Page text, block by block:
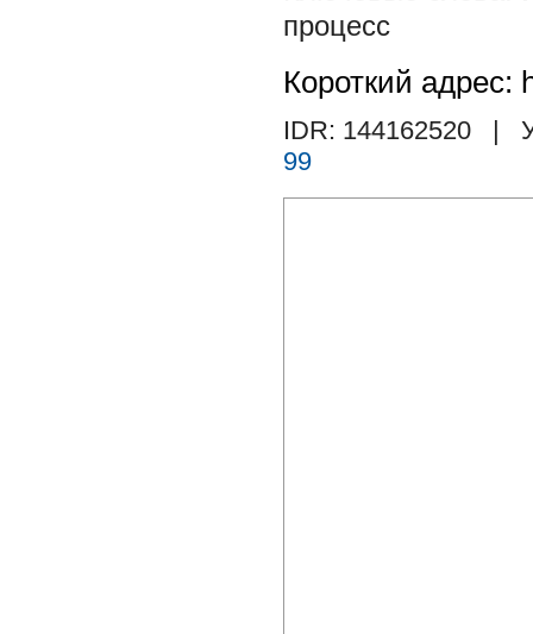
процесс
Короткий адрес:
IDR: 144162520
|
99